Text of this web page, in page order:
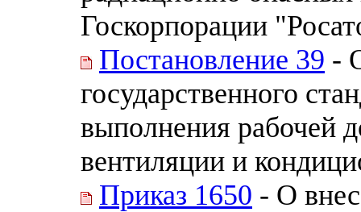
Госкорпорации
Постановление 39 -
государственного
выполнения рабочей
вентиляции и
Приказ 1650 - О